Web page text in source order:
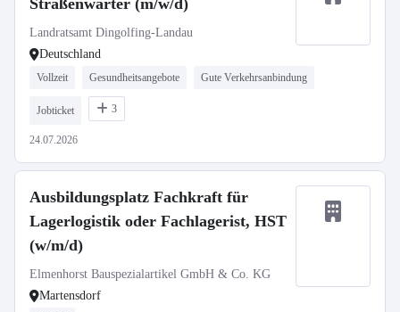
Straßenwärter (m/w/d)
Landratsamt Dingolfing-Landau
Deutschland
Vollzeit Gesundheitsangebote Gute Verkehrsanbindung
Jobticket 3
24.07.2026
Ausbildungsplatz Fachkraft für
Lagerlogistik oder Fachlagerist, HST
(w/m/d)
Elmenhorst Bauspezialartikel GmbH & Co. KG
Martensdorf